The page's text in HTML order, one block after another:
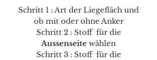
Schritt 1 : Art der Liegefläch und
ob mit oder ohne Anker
Schritt 2 : Stoff für die
Aussenseite wählen
Schritt 3 : Stoff für die